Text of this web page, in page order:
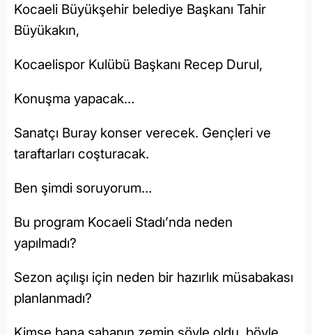
Kocaeli Büyükşehir belediye Başkanı Tahir
Büyükakın,
Kocaelispor Kulübü Başkanı Recep Durul,
Konuşma yapacak…
Sanatçı Buray konser verecek. Gençleri ve
taraftarları coşturacak.
Ben şimdi soruyorum…
Bu program Kocaeli Stadı’nda neden
yapılmadı?
Sezon açılışı için neden bir hazırlık müsabakası
planlanmadı?